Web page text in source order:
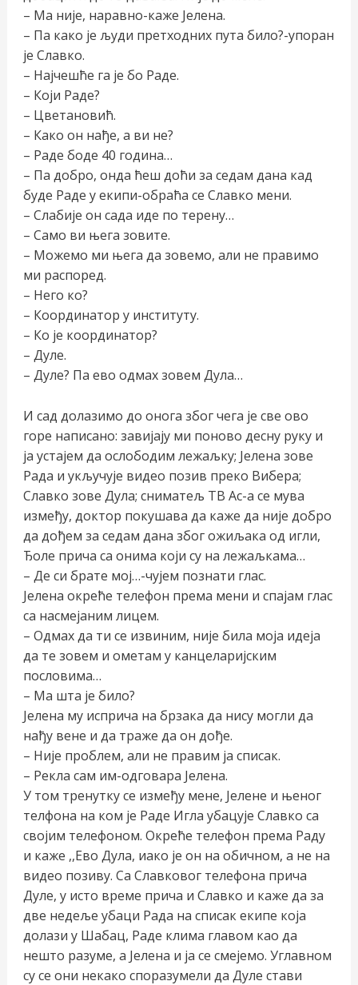
– Ма није, наравно-каже Јелена.
– Па како је људи претходних пута било?-упоран
је Славко.
– Најчешће га је бо Раде.
– Који Раде?
– Цветановић.
– Како он нађе, а ви не?
– Раде боде 40 година…
– Па добро, онда ћеш доћи за седам дана кад
буде Раде у екипи-обраћа се Славко мени.
– Слабије он сада иде по терену…
– Само ви њега зовите.
– Можемо ми њега да зовемо, али не правимо
ми распоред.
– Него ко?
– Координатор у институту.
– Ко је координатор?
– Дуле.
– Дуле? Па ево одмах зовем Дула…
И сад долазимо до онога због чега је све ово
горе написано: завијају ми поново десну руку и
ја устајем да ослободим лежаљку; Јелена зове
Рада и укључује видео позив преко Вибера;
Славко зове Дула; сниматељ ТВ Ас-а се мува
између, доктор покушава да каже да није добро
да дођем за седам дана због ожиљака од игли,
Ђоле прича са онима који су на лежаљкама…
– Де си брате мој…-чујем познати глас.
Јелена окреће телефон према мени и спајам глас
са насмејаним лицем.
– Одмах да ти се извиним, није била моја идеја
да те зовем и ометам у канцеларијским
пословима…
– Ма шта је било?
Јелена му исприча на брзака да нису могли да
нађу вене и да траже да он дође.
– Није проблем, али не правим ја списак.
– Рекла сам им-одговара Јелена.
У том тренутку се између мене, Јелене и њеног
телфона на ком је Раде Игла убацује Славко са
својим телефоном. Окреће телефон према Раду
и каже ,,Ево Дула, иако је он на обичном, а не на
видео позиву. Са Славковог телефона прича
Дуле, у исто време прича и Славко и каже да за
две недеље убаци Рада на списак екипе која
долази у Шабац, Раде клима главом као да
нешто разуме, а Јелена и ја се смејемо. Углавном
су се они некако споразумели да Дуле стави